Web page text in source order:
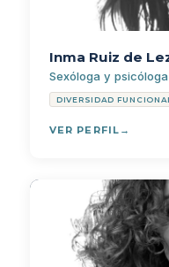
Inma Ruiz de
Sexóloga y psicóloga
DIVERSIDAD FUNCIONAL
VER PERFIL